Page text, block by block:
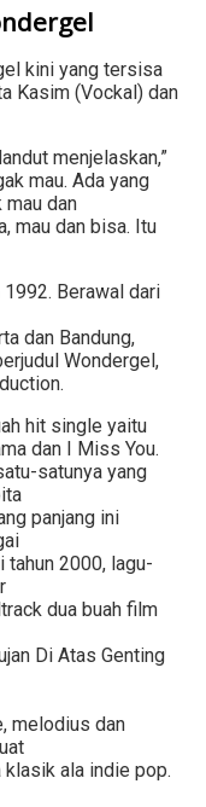
kini yang tersisa
Kasim (Vockal) dan
menjelaskan,”
mau. Ada yang
mau dan
mau dan bisa. Itu
Berawal dari
dan Bandung,
Wondergel,
hit single yaitu
dan I Miss You.
satunya yang
panjang ini
tahun 2000, lagu-
dua buah film
Di Atas Genting
melodius dan
ala indie pop.